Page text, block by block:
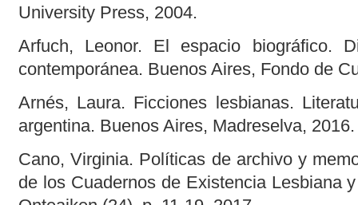
University Press, 2004.
Arfuch, Leonor. El espacio biográfico.
contemporánea. Buenos Aires, Fondo de
Arnés, Laura. Ficciones lesbianas.
argentina. Buenos Aires, Madreselva, 2016.
Cano, Virginia. Políticas de archivo y
de los Cuadernos de Existencia Lesbiana